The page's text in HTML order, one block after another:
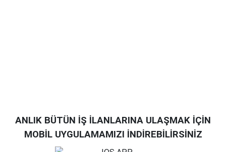
ANLIK BÜTÜN İŞ İLANLARINA ULAŞMAK İÇİN
MOBİL UYGULAMAMIZI İNDİREBİLİRSİNİZ